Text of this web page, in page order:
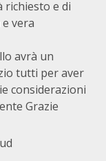
richiesto e di
vera
avrà un
tutti per aver
considerazioni
Grazie